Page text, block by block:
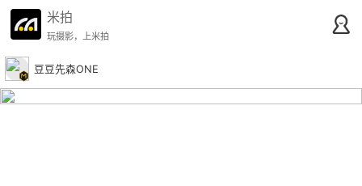
米拍
玩摄影，上米拍
豆豆先森ONE